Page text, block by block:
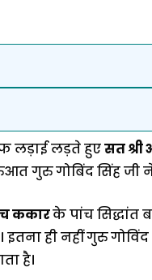
लड़ाई लड़ते हुएसत
गुरु गोबिंद सिंह जी ने
ककारके पांच सिद्धांत
ही नहीं गुरु गोविंद
है।